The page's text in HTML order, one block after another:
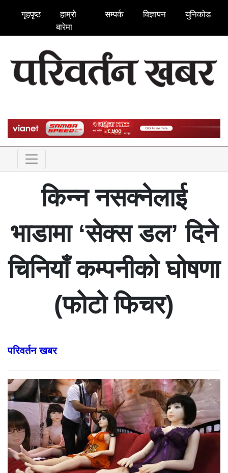
गृहपृष्ठ
हाम्रो
बारेमा
सम्पर्क विज्ञापन युनिकोड
किन्न नसक्नेलाई
भाडामा ‘सेक्स डल’ दिने
चिनियाँ कम्पनीको घोषणा
(फोटो फिचर)
परिवर्तन खबर